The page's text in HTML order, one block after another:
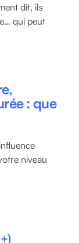
dit, ils
qui peut
: que
niveau